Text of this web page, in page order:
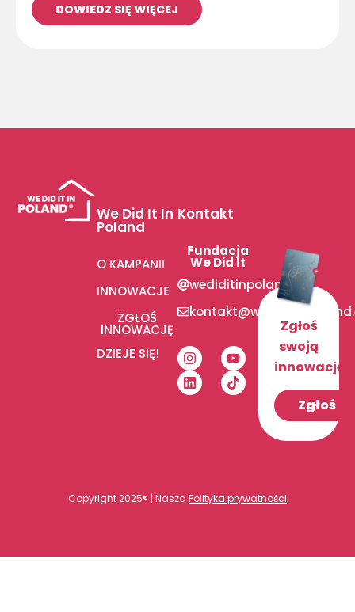
DOWIEDZ SIĘ WIĘCEJ
We Did It In
Poland
O KAMPANII
INNOWACJE
ZGŁOŚ
INNOWACJĘ
DZIEJE SIĘ!
Kontakt
Fundacja
We Did It
wediditinpoland
Zgłoś
swoją
innowację!
Zgłoś
Copyright 2025® | Nasza Polityka prywatności